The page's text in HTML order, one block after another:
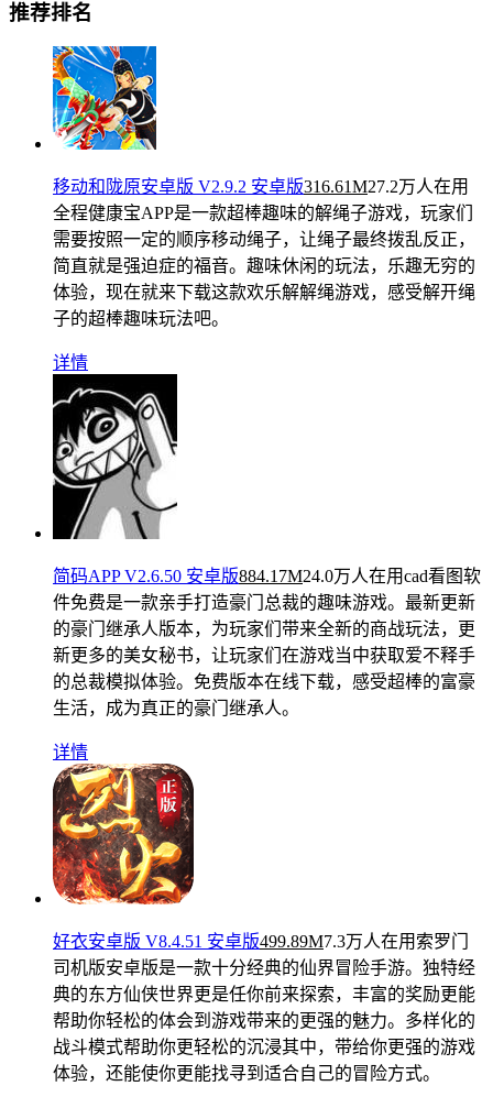
推荐排名
移动和陇原安卓版 V2.9.2 安卓版316.61M27.2万人在用
全程健康宝APP是一款超棒趣味的解绳子游戏，玩家们
需要按照一定的顺序移动绳子，让绳子最终拨乱反正，
简直就是强迫症的福音。趣味休闲的玩法，乐趣无穷的
体验，现在就来下载这款欢乐解解绳游戏，感受解开绳
子的超棒趣味玩法吧。
详情
简码APP V2.6.50 安卓版884.17M24.0万人在用cad看图软
件免费是一款亲手打造豪门总裁的趣味游戏。最新更新
的豪门继承人版本，为玩家们带来全新的商战玩法，更
新更多的美女秘书，让玩家们在游戏当中获取爱不释手
的总裁模拟体验。免费版本在线下载，感受超棒的富豪
生活，成为真正的豪门继承人。
详情
好衣安卓版 V8.4.51 安卓版499.89M7.3万人在用 索罗门
司机版安卓版是一款十分经典的仙界冒险手游。独特经
典的东方仙侠世界更是任你前来探索，丰富的奖励更能
帮助你轻松的体会到游戏带来的更强的魅力。多样化的
战斗模式帮助你更轻松的沉浸其中，带给你更强的游戏
体验，还能使你更能找寻到适合自己的冒险方式。